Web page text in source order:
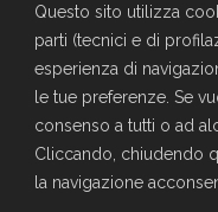
Questo sito utilizza
parti (tecnici e di
esperienza di
le tue preferenze. Se
consenso a tutti o ad
Cliccando, chiudendo
la navigazione
Vuoi diventare socio
Scopri come fare
Sei già socio?
Compila il form per